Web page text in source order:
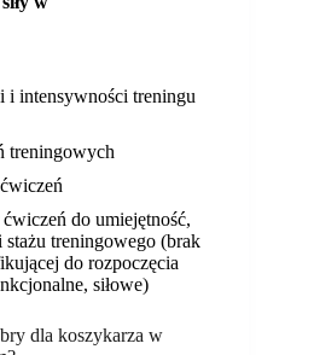
i intensywności treningu
treningowych
do umiejętność,
treningowego (brak
do rozpoczęcia
siłowe)
dla koszykarza w